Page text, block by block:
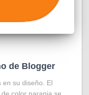
de Blogger
en su diseño. El
color naranja se